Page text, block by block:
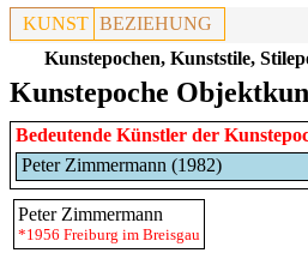
KUNST BEZIEHUNG
Kunstepochen, Kunststile,
Kunstepoche
Bedeutende Künstler der
Peter Zimmermann (1982)
Peter Zimmermann
*1956 Freiburg im Breisgau